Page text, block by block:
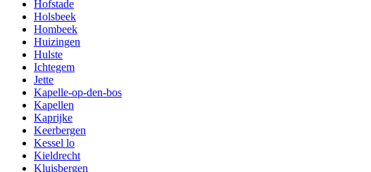
Hofstade
Holsbeek
Hombeek
Huizingen
Hulste
Ichtegem
Jette
Kapelle-op-den-bos
Kapellen
Kaprijke
Keerbergen
Kessel lo
Kieldrecht
Kluisbergen